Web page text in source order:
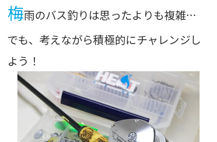
梅雨のバス釣りは思ったよりも複雑…
でも、考えながら積極的にチャレンジし
よう！